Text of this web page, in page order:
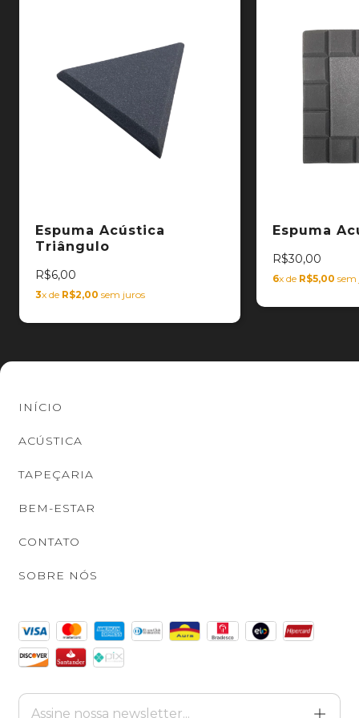
Espuma Acústica
Triângulo
R$6,00
3x de R$2,00 sem juros
Espuma
R$30,00
6x de R$5,00 sem
INÍCIO
ACÚSTICA
TAPEÇARIA
BEM-ESTAR
CONTATO
SOBRE NÓS